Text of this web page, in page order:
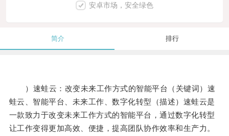
安卓市场，安全绿色
简介 排行
）速蛙云：改变未来工作方式的智能平台（关键词）速
蛙云、智能平台、未来工作、数字化转型（描述）速蛙云是
一款致力于改变未来工作方式的智能平台，通过数字化转型
让工作变得更加高效、便捷，提高团队协作效率和生产力。